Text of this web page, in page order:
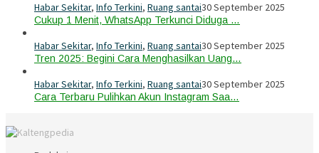
Habar Sekitar, Info Terkini, Ruang santai30 September 2025
Cukup 1 Menit, WhatsApp Terkunci Diduga …
Habar Sekitar, Info Terkini, Ruang santai30 September 2025
Tren 2025: Begini Cara Menghasilkan Uang…
Habar Sekitar, Info Terkini, Ruang santai30 September 2025
Cara Terbaru Pulihkan Akun Instagram Saa…